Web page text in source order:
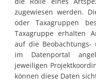
zugewiesen werden.
oder Taxagruppen
Taxagruppe erhalten
auf die Beobachtungs-
im Datenportal
jeweiligen
können diese Daten